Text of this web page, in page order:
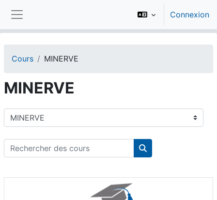
Panneau latéral
Connexion
Cours MINERVE
MINERVE
Catégories de cours
Rechercher des cours
Rechercher des